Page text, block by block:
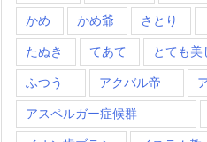
かめ かめ爺 さとり
たぬき てあて とても美
ふつう アクバル帝
アスペルガー症候群